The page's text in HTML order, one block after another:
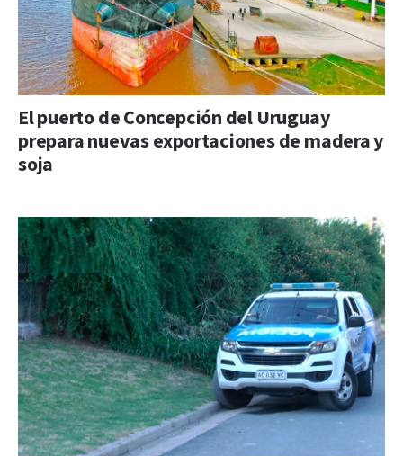
El puerto de Concepción del Uruguay
prepara nuevas exportaciones de madera y
soja